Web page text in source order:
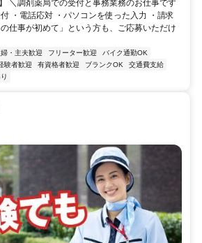
＼調剤薬局での受付と事務業務のお仕事です
・電話応対 ・パソコンを使った入力 ・請求
仕事が初めて」という方も、ご応募いただけ
婦・主夫歓迎 フリーター歓迎
バイク通勤OK
験者歓迎 有資格者歓迎 ブランクOK
交通費支給